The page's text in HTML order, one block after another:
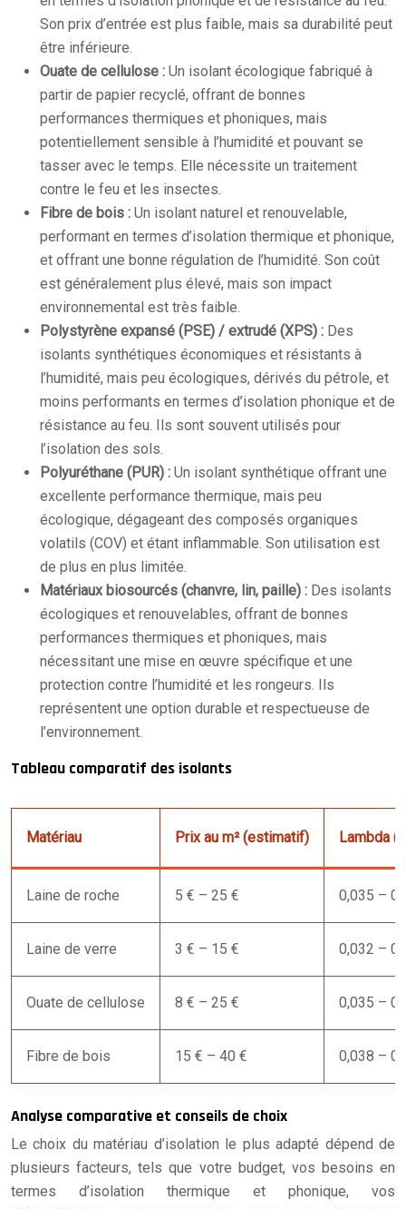
Son prix d’entrée est plus faible, mais sa durabilité peut
être inférieure.
Ouate de cellulose : Un isolant écologique fabriqué à
partir de papier recyclé, offrant de bonnes
performances thermiques et phoniques, mais
potentiellement sensible à l’humidité et pouvant se
tasser avec le temps. Elle nécessite un traitement
contre le feu et les insectes.
Fibre de bois : Un isolant naturel et renouvelable,
performant en termes d’isolation thermique et phonique,
et offrant une bonne régulation de l’humidité. Son coût
est généralement plus élevé, mais son impact
environnemental est très faible.
Polystyrène expansé (PSE) / extrudé (XPS) : Des
isolants synthétiques économiques et résistants à
l’humidité, mais peu écologiques, dérivés du pétrole, et
moins performants en termes d’isolation phonique et de
résistance au feu. Ils sont souvent utilisés pour
l’isolation des sols.
Polyuréthane (PUR) : Un isolant synthétique offrant une
excellente performance thermique, mais peu
écologique, dégageant des composés organiques
volatils (COV) et étant inflammable. Son utilisation est
de plus en plus limitée.
Matériaux biosourcés (chanvre, lin, paille) : Des isolants
écologiques et renouvelables, offrant de bonnes
performances thermiques et phoniques, mais
nécessitant une mise en œuvre spécifique et une
protection contre l’humidité et les rongeurs. Ils
représentent une option durable et respectueuse de
l’environnement.
Tableau comparatif des isolants
Matériau Prix au m² (estimatif) Lambda
Laine de roche 5 € – 25 € 0,035 –
Laine de verre 3 € – 15 € 0,032 –
Ouate de cellulose 8 € – 25 € 0,035 –
Fibre de bois 15 € – 40 € 0,038 –
Analyse comparative et conseils de choix
Le choix du matériau d’isolation le plus adapté dépend de
plusieurs facteurs, tels que votre budget, vos besoins en
termes d’isolation thermique et phonique, vos